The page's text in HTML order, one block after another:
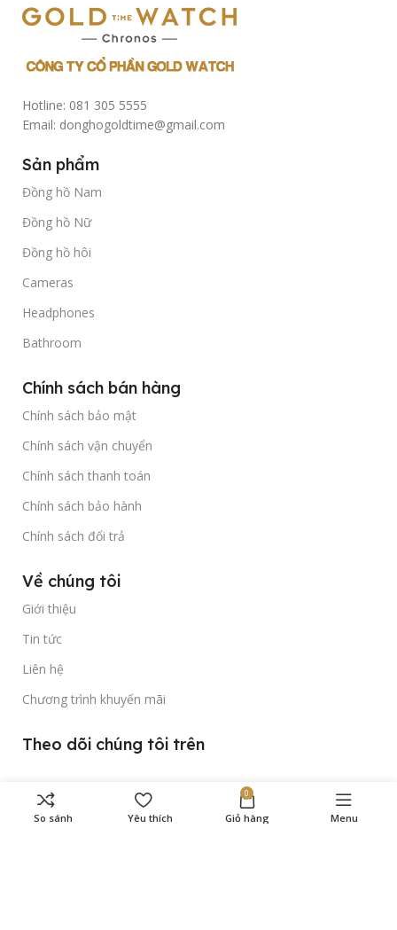
Hotline: 081 305 5555
Email: donghogoldtime@gmail.com
Sản phẩm
Đồng hồ Nam
Đồng hồ Nữ
Đồng hồ hôi
Cameras
Headphones
Bathroom
Chính sách bán hàng
Chính sách bảo mật
Chính sách vận chuyển
Chính sách thanh toán
Chính sách bảo hành
Chính sách đổi trả
Về chúng tôi
Giới thiệu
Tin tức
Liên hệ
Chương trình khuyến mãi
Theo dõi chúng tôi trên
Bản quyền thuộc về Gold Time Watch © 2023.
So sánh Yêu thích
0
Giỏ hàng Menu